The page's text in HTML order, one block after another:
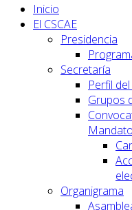
Inicio
El CSCAE
Presidencia
Secretaría
Perfil
Grupos
Organigrama